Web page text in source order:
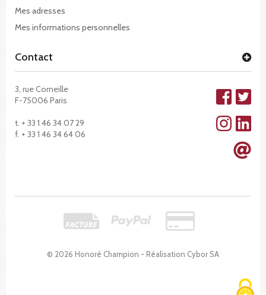
© 2026 Honoré Champion - Réalisation Cybor SA
Mes adresses
Mes informations personnelles
Contact
3, rue Corneille
F-75006 Paris
t. + 33 1 46 34 07 29
f. + 33 1 46 34 64 06